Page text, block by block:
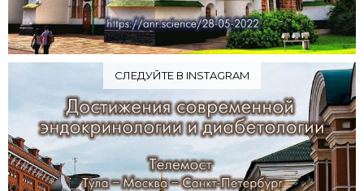
СЛЕДУЙТЕ В INSTAGRAM